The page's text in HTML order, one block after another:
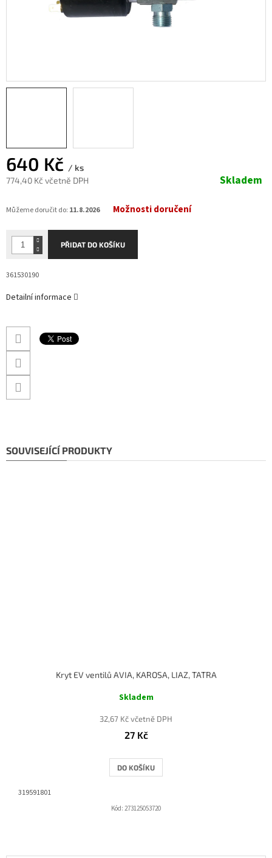
640 Kč / ks
774,40 Kč včetně DPH
cena:
Skladem
Můžeme doručit do: 11.8.2026 Možnosti doručení
PŘIDAT DO KOŠÍKU
361530190
Detailní informace
SOUVISEJÍCÍ PRODUKTY
Kryt EV ventilů AVIA, KAROSA, LIAZ, TATRA
Skladem
32,67 Kč včetně DPH
27 Kč
DO KOŠÍKU
319591801
Kód: 273125053720